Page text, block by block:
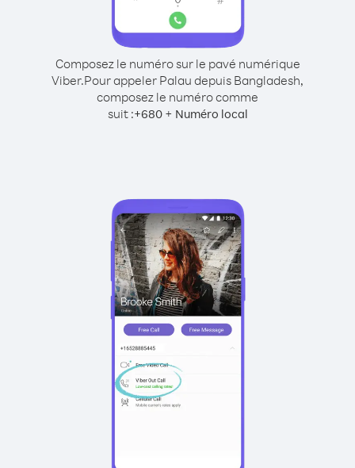
Composez le numéro sur le pavé numérique
Viber.Pour appeler Palau depuis Bangladesh,
composez le numéro comme
suit :+680+ Numéro local